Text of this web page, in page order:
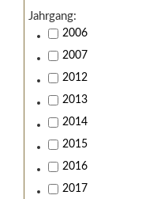
Jahrgang:
2006
2007
2012
2013
2014
2015
2016
2017